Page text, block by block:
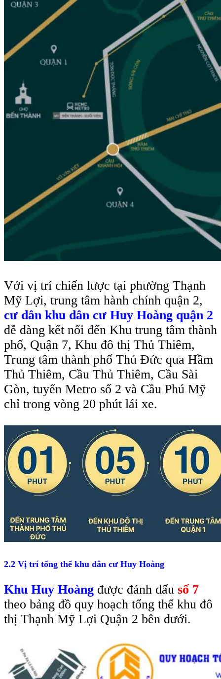
Với vị trí chiến lược tại phường Thạnh
Mỹ Lợi, trung tâm hành chính quận 2,
cư dân khu dân cư Huy Hoàng quận 2
dễ dàng kết nối đến Khu trung tâm thành
phố, Quận 7, Khu đô thị Thủ Thiêm,
Trung tâm thành phố Thủ Đức qua Hầm
Thủ Thiêm, Cầu Thủ Thiêm, Cầu Sài
Gòn, tuyến Metro số 2 và Cầu Phú Mỹ
chỉ trong vòng 20 phút lái xe.
2.2 Vị trí tổng thể khu dân cư Huy Hoàng
Khu Huy Hoàng được đánh dấu số 7
theo bảng đồ quy hoạch tổng thể khu đô
thị Thạnh Mỹ Lợi Quận 2 bên dưới.